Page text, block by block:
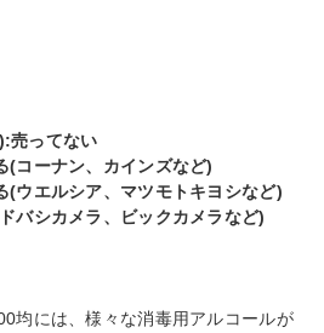
売ってない
(コーナン、カインズなど)
(ウエルシア、マツモトキヨシなど)
バシカメラ、ビックカメラなど)
均には、様々な消毒用アルコールが